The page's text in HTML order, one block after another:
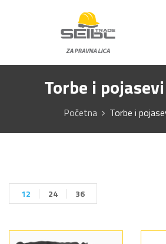
Torbe i
Početna Torbe i
12 24 36